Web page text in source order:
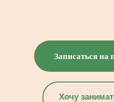
Записаться на
Хочу